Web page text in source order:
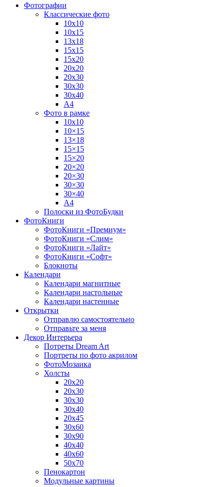
Фотографии
Классические фото
10х10
10х15
13х18
15х15
15х20
20х20
20х30
30х30
30х40
А4
Фото в рамке
10х10
10×15
13×18
15×15
15×20
20×20
20×30
30×30
30×40
A4
Полоски из ФотоБудки
ФотоКниги
ФотоКниги «Премиум»
ФотоКниги «Слим»
ФотоКниги «Лайт»
ФотоКниги «Софт»
Блокноты
Календари
Календари магнитные
Календари настольные
Календари настенные
Открытки
Отправлю самостоятельно
Отправьте за меня
Декор Интерьера
Потреты Dream Art
Портреты по фото акрилом
ФотоМозаика
Холсты
20х20
20х30
30х30
30х40
20х45
30х60
30х90
40х40
40х60
50х70
Пенокартон
Модульные картины